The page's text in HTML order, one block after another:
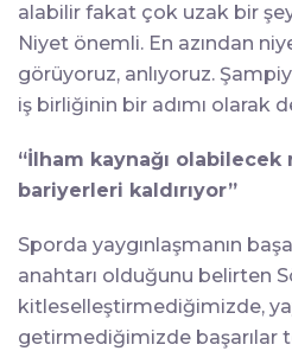
alabilir fakat çok uzak bir
Niyet önemli. En azından
görüyoruz, anlıyoruz.
iş birliğinin bir adımı olarak
“İlham kaynağı
bariyerleri kaldırıyor”
Sporda yaygınlaşmanın
anahtarı olduğunu belirten
kitleselleştirmediğimizde,
getirmediğimizde başarılar